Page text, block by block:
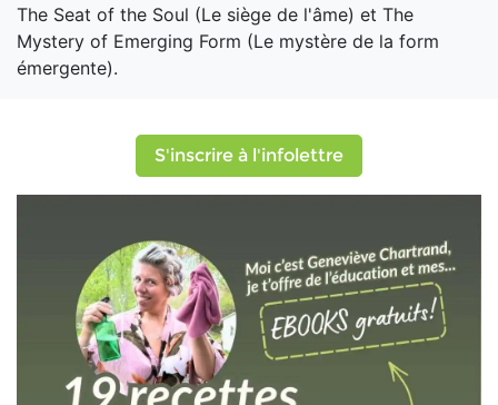
The Seat of the Soul (Le siège de l'âme) et The
Mystery of Emerging Form (Le mystère de la form
émergente).
S'inscrire à l'infolettre